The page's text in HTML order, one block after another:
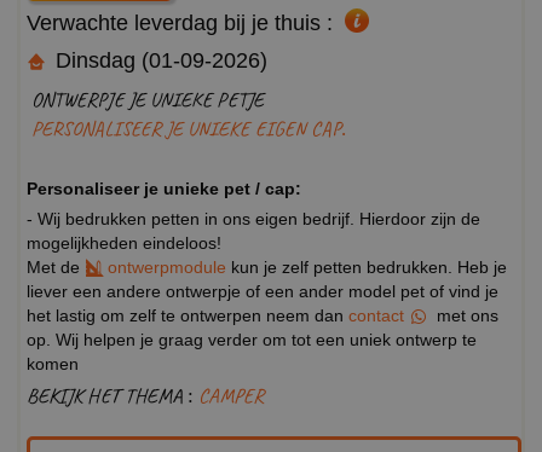
Verwachte leverdag bij je thuis :
Dinsdag (01-09-2026)
ONTWERPJE JE UNIEKE PETJE
PERSONALISEER JE UNIEKE EIGEN CAP.
Personaliseer je unieke pet / cap:
- Wij bedrukken petten in ons eigen bedrijf. Hierdoor zijn de
mogelijkheden eindeloos!
Met de
ontwerpmodule kun je zelf petten bedrukken. Heb je
liever een andere ontwerpje of een ander model pet of vind je
het lastig om zelf te ontwerpen neem dan contact
met ons
op. Wij helpen je graag verder om tot een uniek ontwerp te
komen
BEKIJK HET THEMA : CAMPER